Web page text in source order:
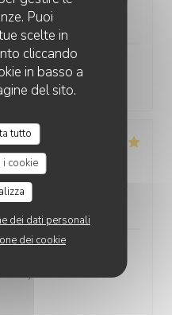
Puoi
scelte in
cliccando
in basso a
del sito.
tutto
i cookie
dei dati personali
dei cookie
The staff was
:5
such great
the caviar and